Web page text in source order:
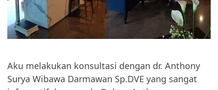
Aku melakukan konsultasi dengan dr. Anthony
Surya Wibawa Darmawan Sp.DVE yang sangat